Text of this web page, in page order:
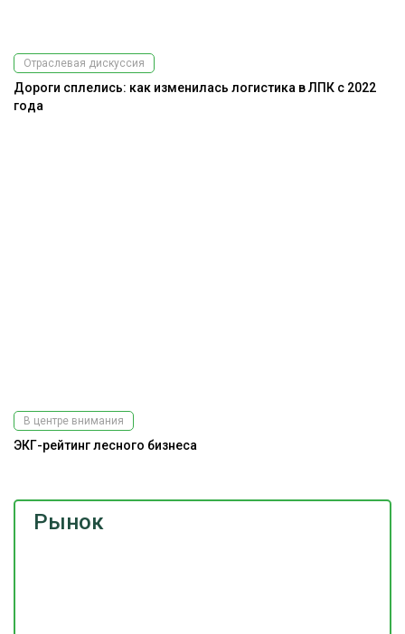
Рынок
Отраслевая дискуссия
Дороги сплелись: как изменилась логистика в ЛПК с 2022
года
В центре внимания
ЭКГ-рейтинг лесного бизнеса